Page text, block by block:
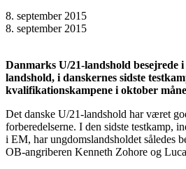
8. september 2015
8. september 2015
Danmarks U/21-landshold besejrede
landshold, i danskernes sidste
kvalifikationskampene i oktober
Det danske U/21-landshold har været
forberedelserne. I den sidste testkamp,
i EM, har ungdomslandsholdet således
OB-angriberen Kenneth Zohore og